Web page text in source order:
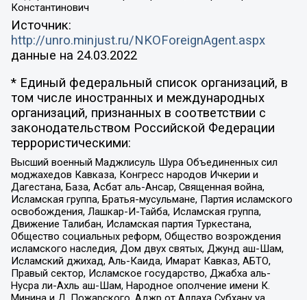
Константинович
Источник:
http://unro.minjust.ru/NKOForeignAgent.aspx
данные на 24.03.2022
* Единый федеральный список организаций, в
том числе иностранных и международных
организаций, признанных в соответствии с
законодательством Российской Федерации
террористическими:
Высший военный Маджлисуль Шура Объединенных сил
моджахедов Кавказа, Конгресс народов Ичкерии и
Дагестана, База, Асбат аль-Ансар, Священная война,
Исламская группа, Братья-мусульмане, Партия исламского
освобождения, Лашкар-И-Тайба, Исламская группа,
Движение Талибан, Исламская партия Туркестана,
Общество социальных реформ, Общество возрождения
исламского наследия, Дом двух святых, Джунд аш-Шам,
Исламский джихад, Аль-Каида, Имарат Кавказ, АБТО,
Правый сектор, Исламское государство, Джабха аль-
Нусра ли-Ахль аш-Шам, Народное ополчение имени К.